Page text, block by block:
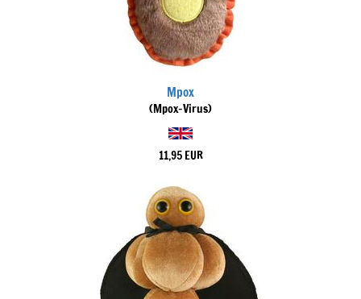
Mpox
(Mpox-Virus)
11,95 EUR